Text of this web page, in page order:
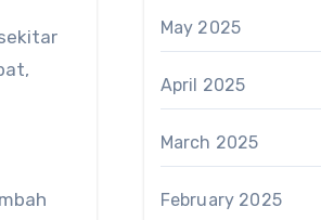
May 2025
April 2025
March 2025
February 2025